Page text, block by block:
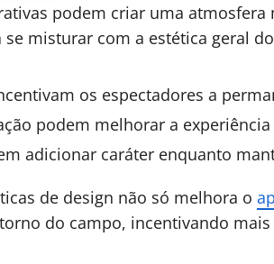
podem criar uma
misturar com a estética geral
os espectadores a
podem melhorar a
adicionar caráter enquanto
de design não só melhora o
do campo, incentivando